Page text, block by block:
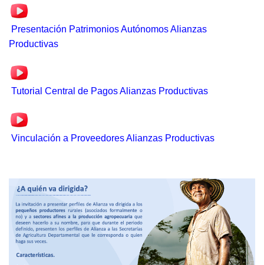
Presentación Patrimonios Autónomos Alianzas
Productivas
Tutorial Central de Pagos Alianzas Productivas
Vinculación a Proveedores Alianzas Productivas